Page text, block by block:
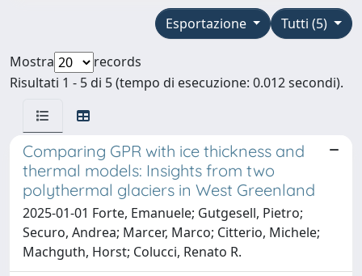
Tutti (5)
Esportazione
Mostra
records
Risultati 1 - 5 di 5 (tempo di esecuzione: 0.012 secondi).
Comparing GPR with ice thickness and
thermal models: Insights from two
polythermal glaciers in West Greenland
2025-01-01 Forte, Emanuele; Gutgesell, Pietro;
Securo, Andrea; Marcer, Marco; Citterio, Michele;
Machguth, Horst; Colucci, Renato R.